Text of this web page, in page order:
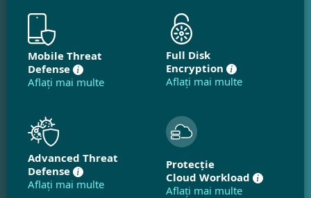
Mobile Threat
Defense
Aflați mai multe
Full Disk
Encryption
Aflați mai multe
Advanced Threat
Defense
Aflați mai multe
Protecție
Cloud Workload
Aflați mai multe